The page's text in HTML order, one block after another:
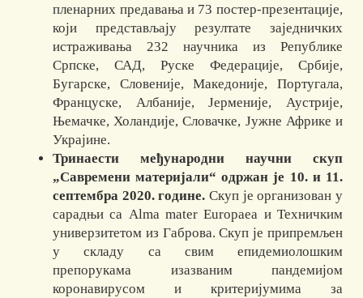
пленарних предавања и 73 постер-презентације,
који представљају резултате заједничких
истраживања 232 научника из Републике
Српске, САД, Руске Федерације, Србије,
Бугарске, Словеније, Македоније, Португала,
Француске, Албаније, Јерменије, Аустрије,
Њемачке, Холандије, Словачке, Јужне Африке и
Украјине.
Тринаести међународни научни скуп
„Савремени материјали“ одржан је 10. и 11.
септембра 2020. године. Скуп је организован у
сарадњи са Alma mater Europaea и Техничким
универзитетом из Габрова. Скуп је припремљен
у складу са свим епидемиолошким
препорукама изазваним пандемијом
коронавирусом и критеријумима за